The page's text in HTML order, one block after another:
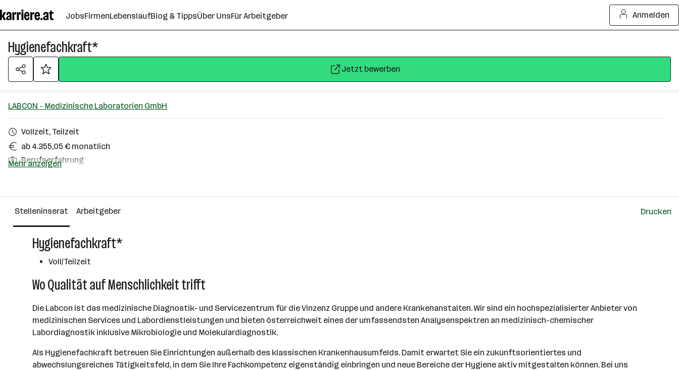
Seiteninhalt
springen
JobsFirmenLebenslaufBlog & TippsÜber UnsFür Arbeitgeber Anmelden
Hygienefachkraft*
Jetzt bewerben
LABCON - Medizinische Laboratorien GmbH
Vollzeit, Teilzeit
ab 4.355,05 € monatlich
Berufserfahrung
Über das Unternehmen
Wien
Mehr anzeigen
Stelleninserat Arbeitgeber Drucken
Hygienefachkraft*
Voll/Teilzeit
Wo Qualität auf Menschlichkeit trifft
Die Labcon ist das medizinische Diagnostik- und Servicezentrum für die Vinzenz Gruppe und andere Krankenanstalten. Wir sind ein hochspezialisierter Anbieter von
medizinischen Services und Labordienstleistungen und bieten österreichweit eines der umfassendsten Analysenspektren an medizinisch-chemischer
Labordiagnostik inklusive Mikrobiologie und Molekulardiagnostik.
Als Hygienefachkraft betreuen Sie Einrichtungen außerhalb des klassischen Krankenhausumfelds. Damit erwartet Sie ein zukunftsorientiertes und
abwechslungsreiches Tätigkeitsfeld, in dem Sie Ihre Fachkompetenz eigenständig einbringen und neue Bereiche der Hygiene aktiv mitgestalten können. Bei uns